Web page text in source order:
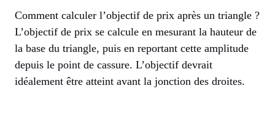
Comment calculer l’objectif de prix après un triangle ?
L’objectif de prix se calcule en mesurant la hauteur de
la base du triangle, puis en reportant cette amplitude
depuis le point de cassure. L’objectif devrait
idéalement être atteint avant la jonction des droites.